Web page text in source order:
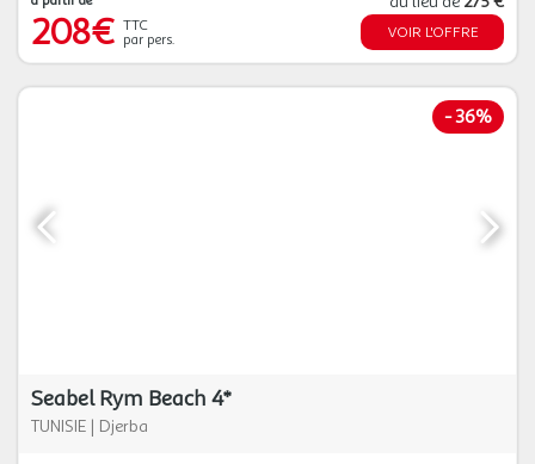
208€ TTC
par pers.
VOIR L'OFFRE
-36%
Seabel Rym Beach 4*
TUNISIE | Djerba